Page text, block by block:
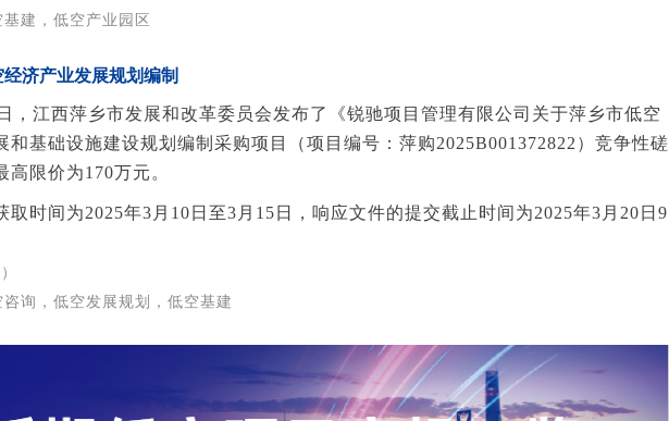
基建，低空产业园区
济产业发展规划编制
，江西萍乡市发展和改革委员会发布了《锐驰项目管理有限公司关于萍乡市低空
和基础设施建设规划编制采购项目（项目编号：萍购2025B001372822）竞争性磋
高限价为170万元。
取时间为2025年3月10日至3月15日，响应文件的提交截止时间为2025年3月20日9
咨询，低空发展规划，低空基建